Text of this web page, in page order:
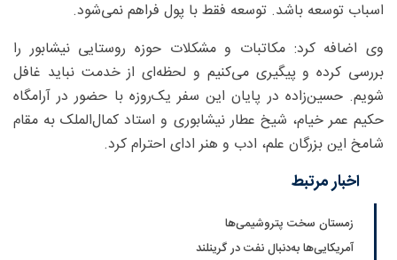
اسباب توسعه باشد. توسعه فقط با پول فراهم نمی‌شود.
وی اضافه کرد: مکاتبات و مشکلات حوزه روستایی نیشابور را
بررسی کرده و پیگیری می‌کنیم و لحظه‌ای از خدمت نباید غافل
شویم. حسین‌زاده در پایان این سفر یک‌روزه با حضور در آرامگاه
حکیم عمر خیام، شیخ عطار نیشابوری و استاد کمال‌الملک به مقام
شامخ این بزرگان علم، ادب و هنر ادای احترام کرد.
اخبار مرتبط
زمستان سخت پتروشیمی‌ها
آمریکایی‌ها به‌دنبال نفت در گرینلند